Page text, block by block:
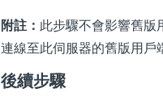
附註： 此步驟不會影響舊版
連線至此伺服器的舊版用戶
後續步驟